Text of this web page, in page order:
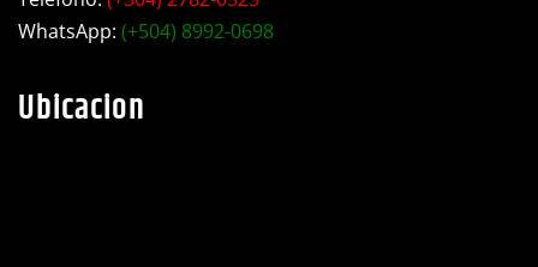
Ubicacion